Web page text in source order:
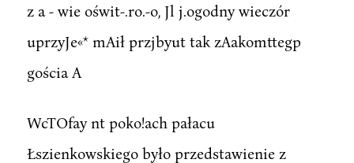
z a - wie oświt-.ro.-o, Jl j.ogodny wieczór
uprzyJe«* mAił przjbyut tak zAakomttegp
gościa A
WcTOfay nt poko!ach pałacu
Łszienkowskiego było przedstawienie z